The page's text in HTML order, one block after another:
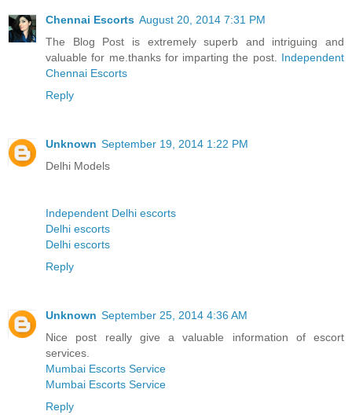
Chennai Escorts August 20, 2014 7:31 PM
The Blog Post is extremely superb and intriguing and
valuable for me.thanks for imparting the post. Independent
Chennai Escorts
Reply
Unknown September 19, 2014 1:22 PM
Delhi Models
Independent Delhi escorts
Delhi escorts
Delhi escorts
Reply
Unknown September 25, 2014 4:36 AM
Nice post really give a valuable information of escort
services.
Mumbai Escorts Service
Mumbai Escorts Service
Reply